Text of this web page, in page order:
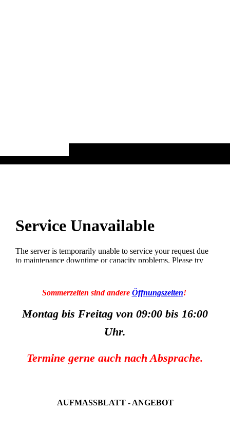
Sommerzeiten sind andere Öffnungszeiten!
Montag bis Freitag von 09:00 bis 16:00
Uhr.
Termine gerne auch nach Absprache.
AUFMASSBLATT - ANGEBOT